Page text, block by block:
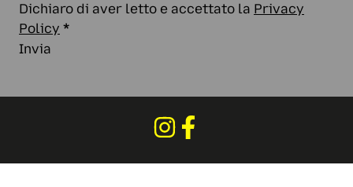
Dichiaro di aver letto e accettato la Privacy
Policy *
Invia